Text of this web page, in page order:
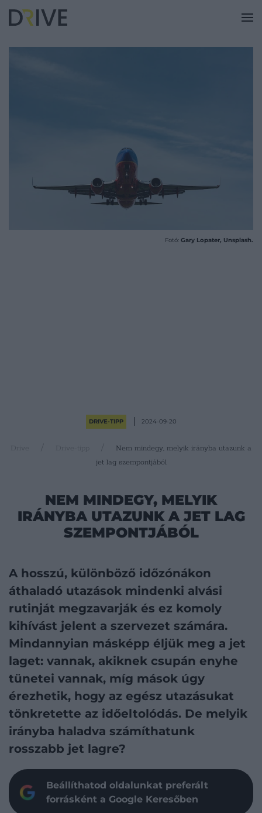
Fotó: Gary Lopater, Unsplash.
DRIVE-TIPP 2024-09-20
Drive Drive-tipp
Nem mindegy, melyik irányba utazunk a
jet lag szempontjából
NEM MINDEGY, MELYIK
IRÁNYBA UTAZUNK A JET LAG
SZEMPONTJÁBÓL
A hosszú, különböző időzónákon
áthaladó utazások mindenki alvási
rutinját megzavarják és ez komoly
kihívást jelent a szervezet számára.
Mindannyian másképp éljük meg a jet
laget: vannak, akiknek csupán enyhe
tünetei vannak, míg mások úgy
érezhetik, hogy az egész utazásukat
tönkretette az időeltolódás. De melyik
irányba haladva számíthatunk
rosszabb jet lagre?
Beállíthatod oldalunkat preferált
forrásként a Google Keresőben